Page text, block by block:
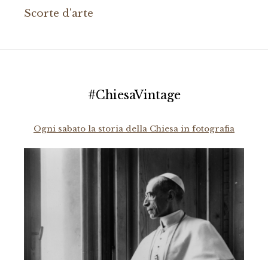
Scorte d'arte
#ChiesaVintage
Ogni sabato la storia della Chiesa in fotografia